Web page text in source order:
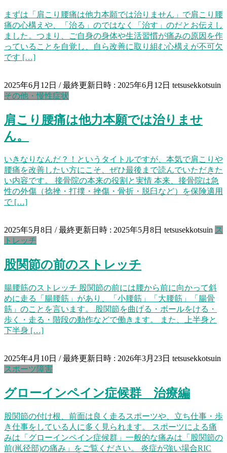
まずは「肩こり腰痛は他力本願では治りません」で肩こり腰
痛の心構えや、「治る」のではなく「治す」のだとお伝えし
ました。つまり、ご自身の身体や生活習慣が痛みの原因を作
っていることを自覚し、自ら改善に取り組む心構えが不可欠
です […]
2025年6月12日 / 最終更新日時 : 2025年6月12日 tetsusekkotsuin
その他・慢性症状
肩こり腰痛は他力本願では治りませ
ん。
いきなりなんだ？！というタイトルですが、本気で肩こりや
腰痛を改善したい方にこそ、ぜひ最後まで読んでいただきた
い内容です。 接骨院の本来の役割と実情 本来、接骨院は急
性の外傷（捻挫・打撲・挫傷・骨折・脱臼など）を保険適用
で […]
2025年5月8日 / 最終更新日時 : 2025年5月8日 tetsusekkotsuin ス
トレッチ
股関節の前のストレッチ
腸腰筋のストレッチ 股関節の前には腰から前に向かって斜
めに走る「腸腰筋」があり、「小腰筋」「大腰筋」「腸骨
筋」のことを言います。 股関節を曲げる・ボールをける・
歩く・走る・階段の動作などで働きます。 また、上半身と
下半身 […]
2025年4月10日 / 最終更新日時 : 2026年3月23日 tetsusekkotsuin
スポーツ障害
グローインペイン症候群 治療編
股関節の付け根、前面は良く走るスポーツや、立ち仕事・歩
き仕事をしている人に多く見られます。 スポーツによる痛
みは「グローインペイン症候群」一般的な痛みは「股関節の
前(鼡径部)の痛み」をご覧ください。 炎症が強い場合RIC